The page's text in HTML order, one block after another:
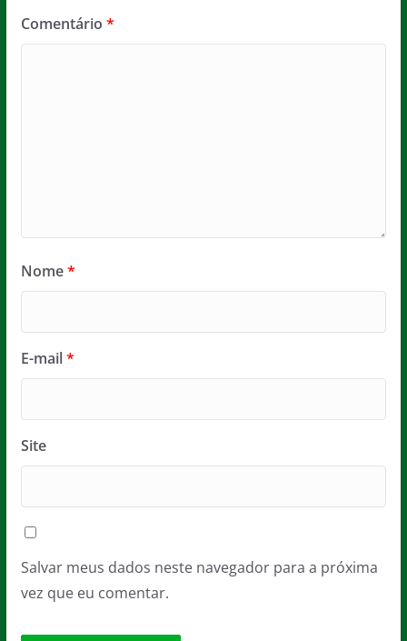
Comentário *
Nome*
E-mail*
Site
Salvar meus dados neste navegador para a próxima
vez que eu comentar.